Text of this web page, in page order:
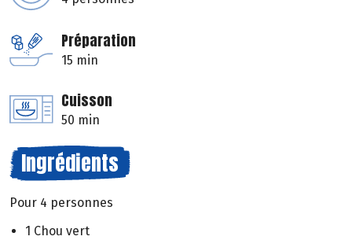
Préparation
15 min
Cuisson
50 min
Ingrédients
Pour 4 personnes
1 Chou vert